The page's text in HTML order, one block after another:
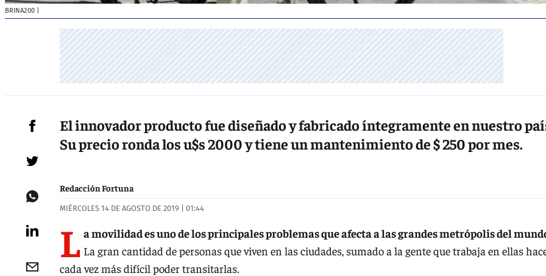
BRINA200
El innovador producto fue diseñado y fabricado íntegramente en nuestro
Su precio ronda los u$s 2000 y tiene un mantenimiento de $ 250 por mes.
Redacción Fortuna
MIÉRCOLES 14 DE AGOSTO DE 2019 | 01:44
L a movilidad es uno de los principales problemas que afecta a las grandes metrópolis del
La gran cantidad de personas que viven en las ciudades, sumado a la gente que trabaja en ellas
cada vez más difícil poder transitarlas.